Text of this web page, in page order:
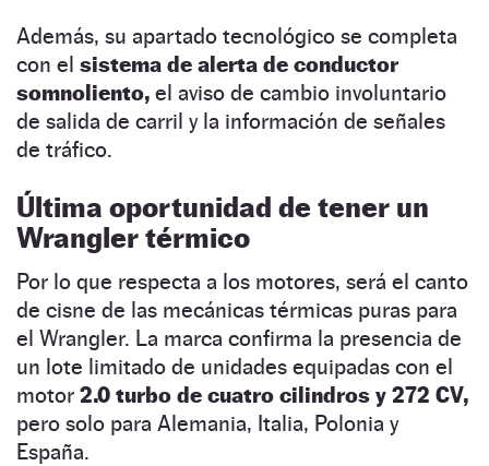
Además, su apartado tecnológico se completa
con el sistema de alerta de conductor
somnoliento, el aviso de cambio involuntario
de salida de carril y la información de señales
de tráfico.
Última oportunidad de tener un
Wrangler térmico
Por lo que respecta a los motores, será el canto
de cisne de las mecánicas térmicas puras para
el Wrangler. La marca confirma la presencia de
un lote limitado de unidades equipadas con el
motor 2.0 turbo de cuatro cilindros y 272 CV,
pero solo para Alemania, Italia, Polonia y
España.